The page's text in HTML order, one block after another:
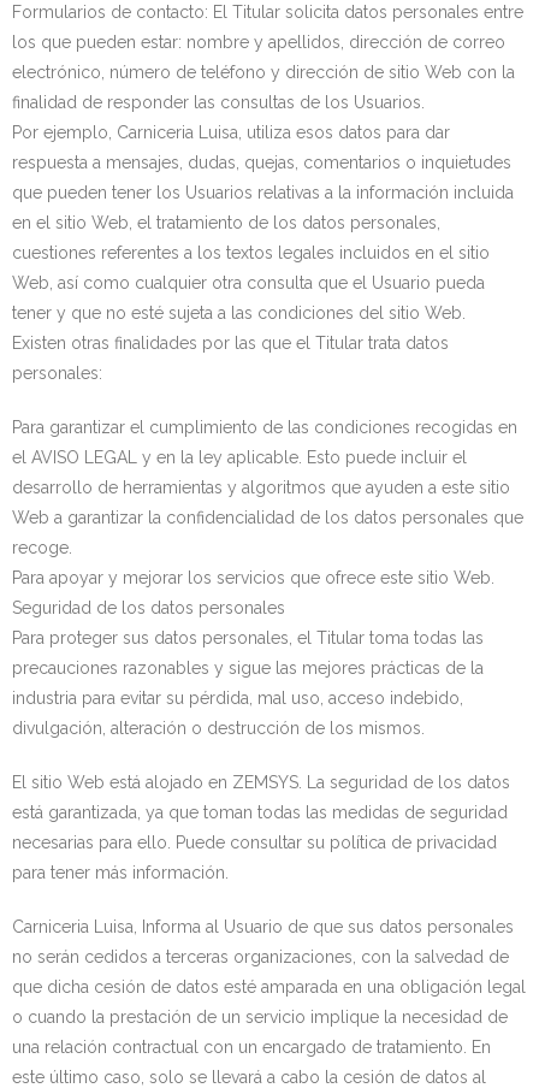
Formularios de contacto: El Titular solicita datos personales entre
los que pueden estar: nombre y apellidos, dirección de correo
electrónico, número de teléfono y dirección de sitio Web con la
finalidad de responder las consultas de los Usuarios.
Por ejemplo, Carniceria Luisa, utiliza esos datos para dar
respuesta a mensajes, dudas, quejas, comentarios o inquietudes
que pueden tener los Usuarios relativas a la información incluida
en el sitio Web, el tratamiento de los datos personales,
cuestiones referentes a los textos legales incluidos en el sitio
Web, así como cualquier otra consulta que el Usuario pueda
tener y que no esté sujeta a las condiciones del sitio Web.
Existen otras finalidades por las que el Titular trata datos
personales:
Para garantizar el cumplimiento de las condiciones recogidas en
el AVISO LEGAL y en la ley aplicable. Esto puede incluir el
desarrollo de herramientas y algoritmos que ayuden a este sitio
Web a garantizar la confidencialidad de los datos personales que
recoge.
Para apoyar y mejorar los servicios que ofrece este sitio Web.
Seguridad de los datos personales
Para proteger sus datos personales, el Titular toma todas las
precauciones razonables y sigue las mejores prácticas de la
industria para evitar su pérdida, mal uso, acceso indebido,
divulgación, alteración o destrucción de los mismos.
El sitio Web está alojado en ZEMSYS. La seguridad de los datos
está garantizada, ya que toman todas las medidas de seguridad
necesarias para ello. Puede consultar su política de privacidad
para tener más información.
Carniceria Luisa, Informa al Usuario de que sus datos personales
no serán cedidos a terceras organizaciones, con la salvedad de
que dicha cesión de datos esté amparada en una obligación legal
o cuando la prestación de un servicio implique la necesidad de
una relación contractual con un encargado de tratamiento. En
este último caso, solo se llevará a cabo la cesión de datos al